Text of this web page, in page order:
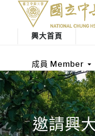
興大首頁
成員 Member
邀請興